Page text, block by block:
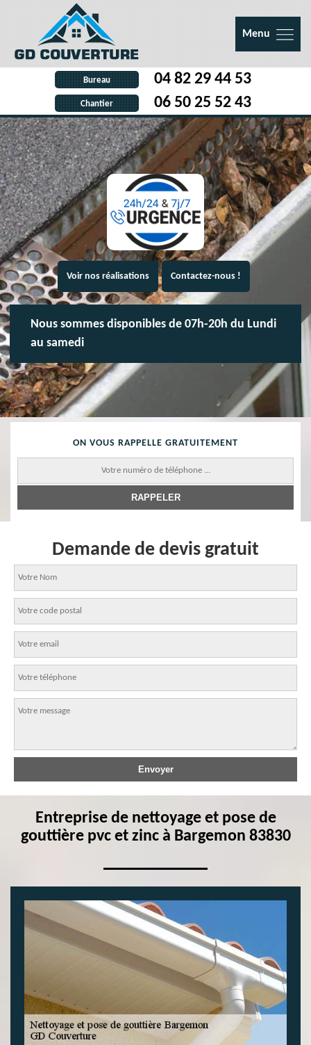
Menu
Bureau 04 82 29 44 53
Chantier 06 50 25 52 43
Voir nos réalisations Contactez-nous !
Nous sommes disponibles de 07h-20h du Lundi
au samedi
ON VOUS RAPPELLE GRATUITEMENT
Demande de devis gratuit
Entreprise de nettoyage et pose de
gouttière pvc et zinc à Bargemon 83830